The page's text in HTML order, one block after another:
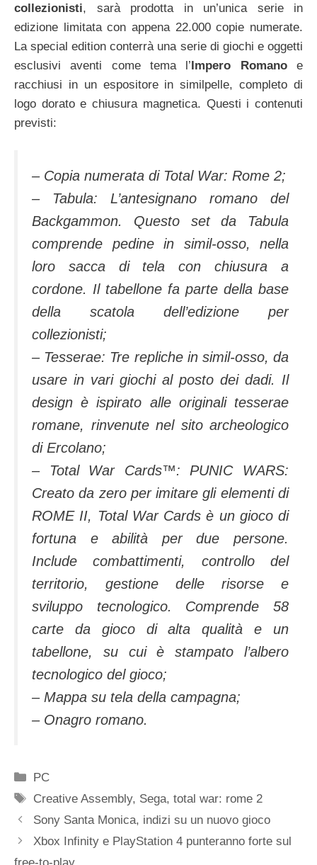
collezionisti, sarà prodotta in un’unica serie in
edizione limitata con appena 22.000 copie numerate.
La special edition conterrà una serie di giochi e oggetti
esclusivi aventi come tema l’Impero Romanoe
racchiusi in un espositore in similpelle, completo di
logo dorato e chiusura magnetica. Questi i contenuti
previsti:
– Copia numerata di Total War: Rome 2;
– Tabula: L’antesignano romano del
Backgammon. Questo set da Tabula
comprende pedine in simil-osso, nella
loro sacca di tela con chiusura a
cordone. Il tabellone fa parte della base
della scatola dell’edizione per
collezionisti;
– Tesserae: Tre repliche in simil-osso, da
usare in vari giochi al posto dei dadi. Il
design è ispirato alle originali tesserae
romane, rinvenute nel sito archeologico
di Ercolano;
– Total War Cards™: PUNIC WARS:
Creato da zero per imitare gli elementi di
ROME II, Total War Cards è un gioco di
fortuna e abilità per due persone.
Include combattimenti, controllo del
territorio, gestione delle risorse e
sviluppo tecnologico. Comprende 58
carte da gioco di alta qualità e un
tabellone, su cui è stampato l’albero
tecnologico del gioco;
– Mappa su tela della campagna;
– Onagro romano.
Categorie
PC
Tag
Creative Assembly, Sega,total war: rome 2
Sony Santa Monica, indizi su un nuovo gioco
Xbox Infinity e PlayStation 4 punteranno forte sul